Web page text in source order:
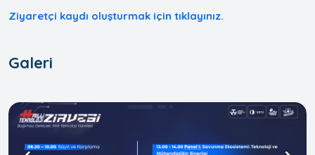
Ziyaretçi kaydı oluşturmak için tıklayınız.
Galeri